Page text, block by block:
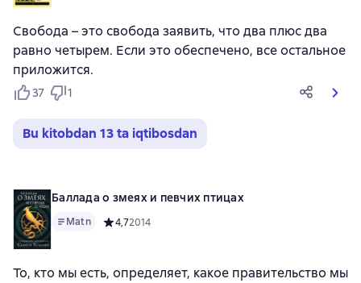
Свобода – это свобода заявить, что два плюс два
равно четырем. Если это обеспечено, все остальное
приложится.
37 1
Bu kitobdan 13 ta iqtibosdan
Баллада о змеях и певчих птицах
Matn Средний рейтинг 4,7 на основе 2014 оценок
4,72014
То, кто мы есть, определяет, какое правительство мы